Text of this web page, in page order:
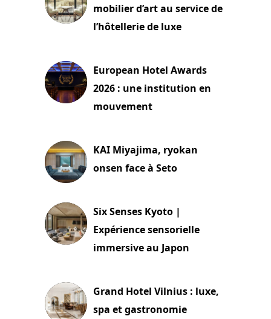
mobilier d’art au service de
l’hôtellerie de luxe
European Hotel Awards
2026 : une institution en
mouvement
KAI Miyajima, ryokan
onsen face à Seto
Six Senses Kyoto |
Expérience sensorielle
immersive au Japon
Grand Hotel Vilnius : luxe,
spa et gastronomie